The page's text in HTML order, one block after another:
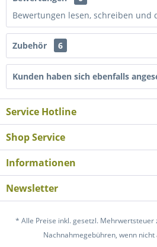
Bewertungen lesen, schreiben und
Zubehör 6
Kunden haben sich ebenfalls
Service Hotline
Shop Service
Informationen
Newsletter
* Alle Preise inkl. gesetzl. Mehrwertsteuer
Nachnahmegebühren, wenn